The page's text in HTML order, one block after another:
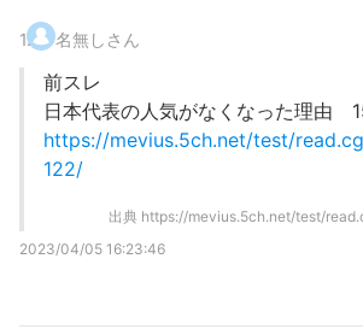
1. 名無しさん
前スレ
日本代表の人気がなくなった理由
https://mevius.5ch.net/test/
122/
出典 https://mevius.5ch.net/test/
2023/04/05 16:23:46